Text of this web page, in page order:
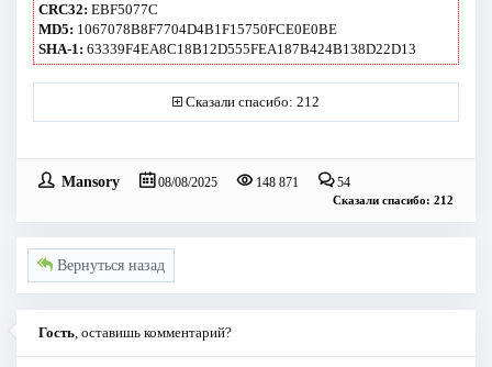
CRC32: EBF5077C
MD5: 1067078B8F7704D4B1F15750FCE0E0BE
SHA-1: 63339F4EA8C18B12D555FEA187B424B138D22D13
Сказали спасибо: 212
Mansory 08/08/2025 148 871 54
Сказали спасибо: 212
Вернуться назад
Гость, оставишь комментарий?